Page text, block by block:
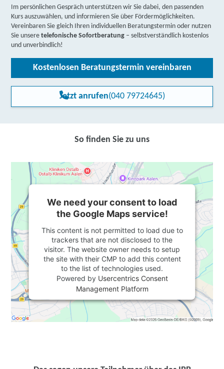
Im persönlichen Gespräch unterstützen wir Sie dabei, den passenden
Kurs auszuwählen, und informieren Sie über Fördermöglichkeiten.
Vereinbaren Sie gleich Ihren individuellen Beratungstermin oder nutzen
Sie unseretelefonische Sofortberatung – selbstverständlich kostenlos
und unverbindlich!
Kostenlosen Beratungstermin vereinbaren
Jetzt anrufen(040 79724645)
So finden Sie zu uns
We need your consent to load
the Google Maps service!
This content is not permitted to load due to
trackers that are not disclosed to the
visitor. The website owner needs to setup
the site with their CMP to add this content
to the list of technologies used.
Powered by Usercentrics Consent
Management Platform